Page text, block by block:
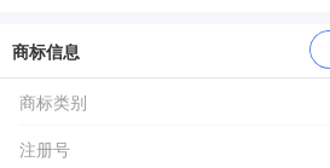
商标信息
商标类别
注册号